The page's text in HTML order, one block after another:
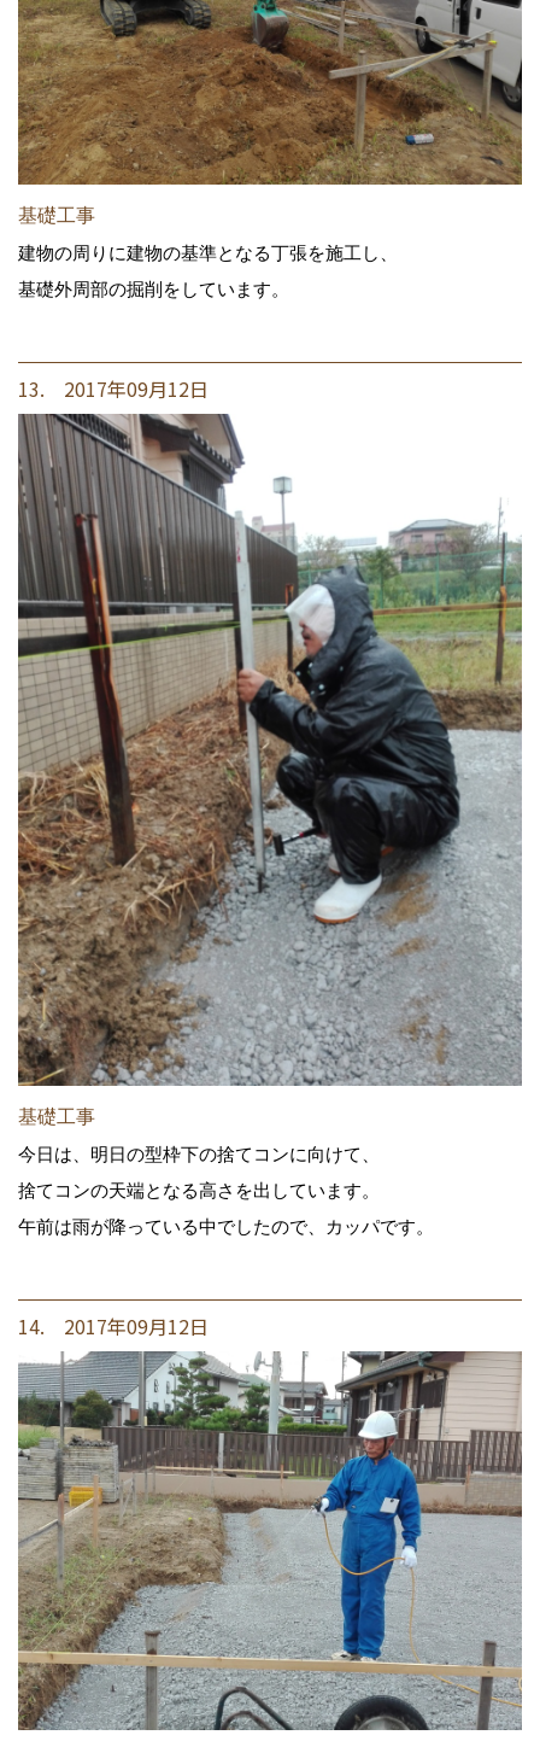
基礎工事
建物の周りに建物の基準となる丁張を施工し、
基礎外周部の掘削をしています。
13. 2017年09月12日
基礎工事
今日は、明日の型枠下の捨てコンに向けて、
捨てコンの天端となる高さを出しています。
午前は雨が降っている中でしたので、カッパです。
14. 2017年09月12日